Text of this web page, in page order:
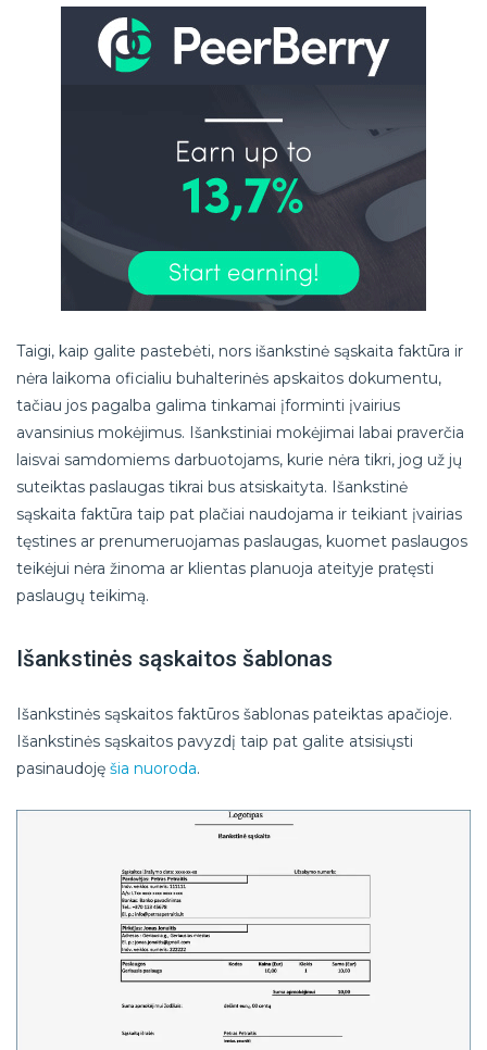
Taigi, kaip galite pastebėti, nors išankstinė sąskaita faktūra ir
nėra laikoma oficialiu buhalterinės apskaitos dokumentu,
tačiau jos pagalba galima tinkamai įforminti įvairius
avansinius mokėjimus. Išankstiniai mokėjimai labai praverčia
laisvai samdomiems darbuotojams, kurie nėra tikri, jog už jų
suteiktas paslaugas tikrai bus atsiskaityta. Išankstinė
sąskaita faktūra taip pat plačiai naudojama ir teikiant įvairias
tęstines ar prenumeruojamas paslaugas, kuomet paslaugos
teikėjui nėra žinoma ar klientas planuoja ateityje pratęsti
paslaugų teikimą.
Išankstinės sąskaitos šablonas
Išankstinės sąskaitos faktūros šablonas pateiktas apačioje.
Išankstinės sąskaitos pavyzdį taip pat galite atsisiųsti
pasinaudoję šia nuoroda.